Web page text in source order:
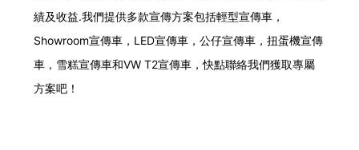
績及收益.我們提供多款宣傳方案包括輕型宣傳車，
Showroom宣傳車，LED宣傳車，公仔宣傳車，扭蛋機宣傳
車，雪糕宣傳車和VW T2宣傳車，快點聯絡我們獲取專屬
方案吧！